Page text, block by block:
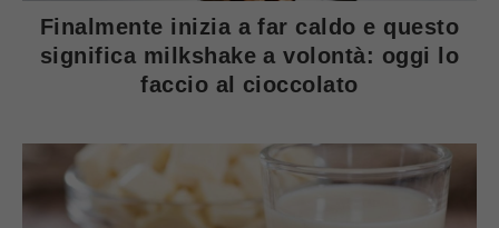
Finalmente inizia a far caldo e questo
significa milkshake a volontà: oggi lo
faccio al cioccolato